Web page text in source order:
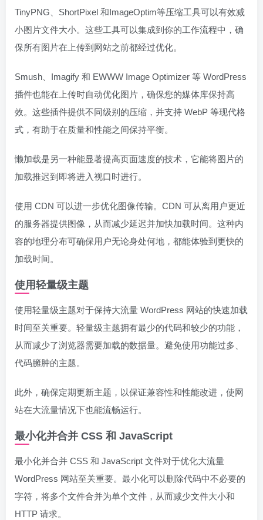
TinyPNG、ShortPixel 和ImageOptim等压缩工具可以有效减
小图片文件大小。这些工具可以集成到你的工作流程中，确
保所有图片在上传到网站之前都经过优化。
Smush、Imagify 和 EWWW Image Optimizer 等 WordPress
插件也能在上传时自动优化图片，确保您的媒体库保持高
效。这些插件提供不同级别的压缩，并支持 WebP 等现代格
式，有助于在质量和性能之间保持平衡。
懒加载是另一种能显著提高页面速度的技术，它能将图片的
加载推迟到即将进入视口时进行。
使用 CDN 可以进一步优化图像传输。CDN 可从离用户更近
的服务器提供图像，从而减少延迟并加快加载时间。这种内
容的地理分布可确保用户无论身处何地，都能体验到更快的
加载时间。
使用轻量级主题
使用轻量级主题对于保持大流量 WordPress 网站的快速加载
时间至关重要。轻量级主题拥有最少的代码和较少的功能，
从而减少了浏览器需要加载的数据量。避免使用功能过多、
代码臃肿的主题。
此外，确保定期更新主题，以保证兼容性和性能改进，使网
站在大流量情况下也能流畅运行。
最小化并合并 CSS 和 JavaScript
最小化并合并 CSS 和 JavaScript 文件对于优化大流量
WordPress 网站至关重要。最小化可以删除代码中不必要的
字符，将多个文件合并为单个文件，从而减少文件大小和
HTTP 请求。